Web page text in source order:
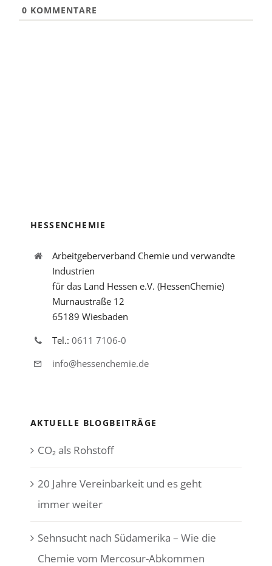
0 KOMMENTARE
HESSENCHEMIE
Arbeitgeberverband Chemie und verwandte
Industrien
für das Land Hessen e.V. (HessenChemie)
Murnaustraße 12
65189 Wiesbaden
Tel.: 0611 7106-0
info@hessenchemie.de
AKTUELLE BLOGBEITRÄGE
CO₂ als Rohstoff
20 Jahre Vereinbarkeit und es geht
immer weiter
Sehnsucht nach Südamerika – Wie die
Chemie vom Mercosur-Abkommen